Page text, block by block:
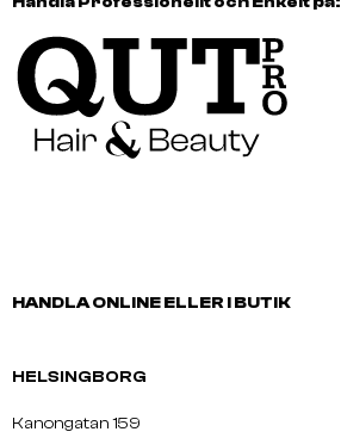
HANDLA ONLINE ELLER I BUTIK
HELSINGBORG
Kanongatan 159